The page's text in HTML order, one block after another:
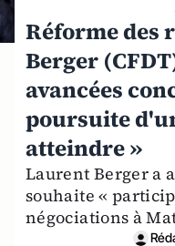
Réforme des
Berger
avancées
poursuite
atteindre »
Laurent Berger a
souhaite «
négociations à